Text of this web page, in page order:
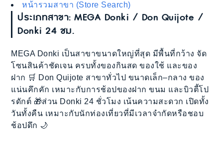
หน้ารวมสาขา (Store Search)
ประเภทสาขา: MEGA Donki / Don Quijote /
Donki 24 ชม.
MEGA Donki เป็นสาขาขนาดใหญ่ที่สุด มีพื้นที่กว้าง จัด
โซนสินค้าชัดเจน ครบทั้งของกินสด ของใช้ และของ
ฝาก 🛒 Don Quijote สาขาทั่วไป ขนาดเล็ก–กลาง ของ
แน่นคึกคัก เหมาะกับการช้อปของฝาก ขนม และบิวตี้โป
รดักต์ 🎁ส่วน Donki 24 ชั่วโมง เน้นความสะดวก เปิดทั้ง
วันทั้งคืน เหมาะกับนักท่องเที่ยวที่มีเวลาจำกัดหรือชอบ
ช้อปดึก 🌙